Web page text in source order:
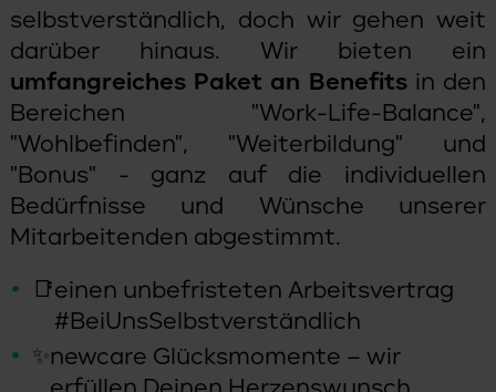
selbstverständlich, doch wir gehen weit
darüber hinaus. Wir bieten ein
umfangreiches Paket an Benefitsin den
Bereichen "Work-Life-Balance",
"Wohlbefinden", "Weiterbildung" und
"Bonus" - ganz auf die individuellen
Bedürfnisse und Wünsche unserer
Mitarbeitenden abgestimmt.